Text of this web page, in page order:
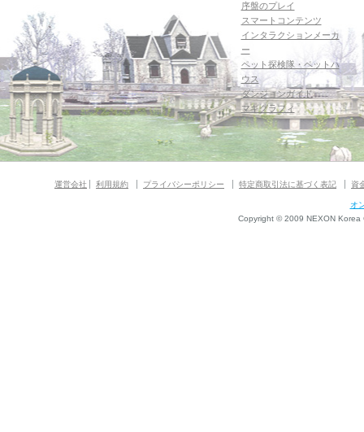
序盤のプレイ
スマートコンテンツ
インタラクションメーカ
ー
ペット探検隊・ペットハ
ウス
ダンジョンガイド
マギグラフィ
運営会社 利用規約 プライバシーポリシー 特定商取引法に基づく表記 資
オ
Copyright © 2009 NEXON Korea